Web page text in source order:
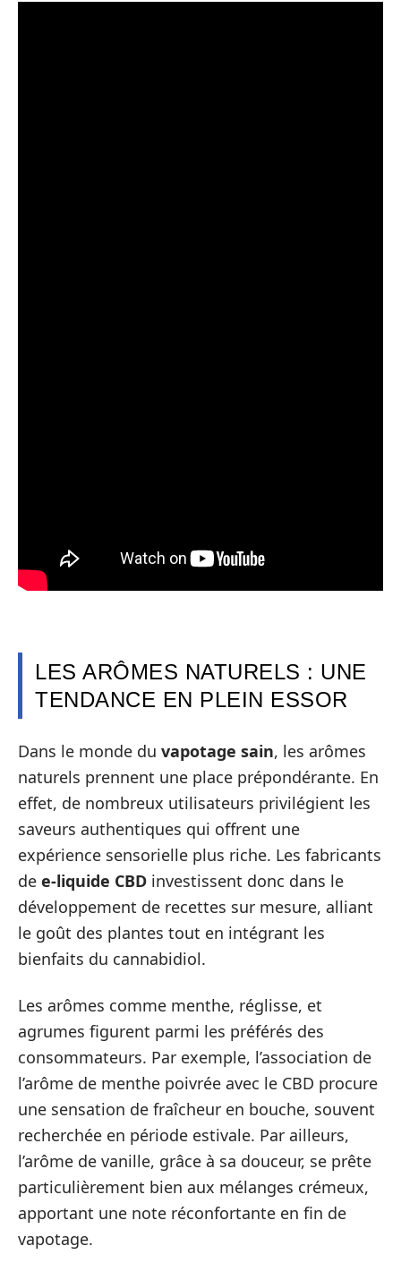
LES ARÔMES NATURELS : UNE
TENDANCE EN PLEIN ESSOR
Dans le monde du vapotage sain, les arômes
naturels prennent une place prépondérante. En
effet, de nombreux utilisateurs privilégient les
saveurs authentiques qui offrent une
expérience sensorielle plus riche. Les fabricants
de e-liquide CBD investissent donc dans le
développement de recettes sur mesure, alliant
le goût des plantes tout en intégrant les
bienfaits du cannabidiol.
Les arômes comme menthe, réglisse, et
agrumes figurent parmi les préférés des
consommateurs. Par exemple, l’association de
l’arôme de menthe poivrée avec le CBD procure
une sensation de fraîcheur en bouche, souvent
recherchée en période estivale. Par ailleurs,
l’arôme de vanille, grâce à sa douceur, se prête
particulièrement bien aux mélanges crémeux,
apportant une note réconfortante en fin de
vapotage.